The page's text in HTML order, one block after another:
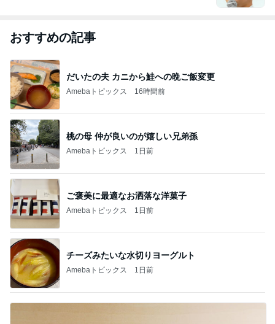
おすすめの記事
だいたの夫 カニから鮭への晩ご飯変更
Amebaトピックス 16時間前
桃の母 仲が良いのが嬉しい兄弟孫
Amebaトピックス 1日前
ご褒美に最適なお洒落な洋菓子
Amebaトピックス 1日前
チーズみたいな水切りヨーグルト
Amebaトピックス 1日前